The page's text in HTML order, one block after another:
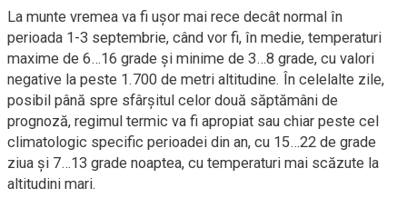
La munte vremea va fi uşor mai rece decât normal în
perioada 1-3 septembrie, când vor fi, în medie, temperaturi
maxime de 6…16 grade şi minime de 3…8 grade, cu valori
negative la peste 1.700 de metri altitudine. În celelalte zile,
posibil până spre sfârşitul celor două săptămâni de
prognoză, regimul termic va fi apropiat sau chiar peste cel
climatologic specific perioadei din an, cu 15…22 de grade
ziua şi 7…13 grade noaptea, cu temperaturi mai scăzute la
altitudini mari.